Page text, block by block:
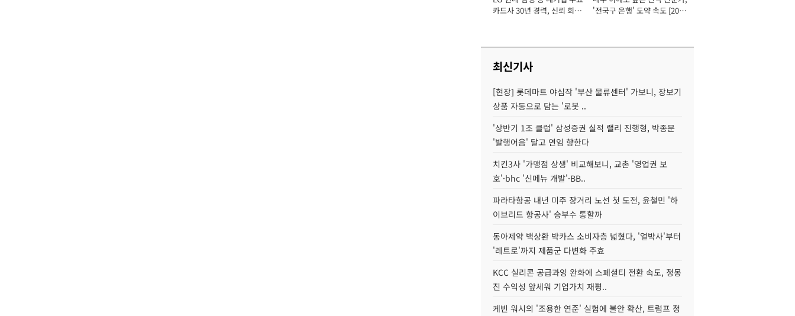
카드사 30년 경력, 신뢰 회복
'전국구 은행' 도약 속도 [2026
최신기사
[현장] 롯데마트 야심작 '부산 물류센터' 가보니, 장보기
상품 자동으로 담는 '로봇 ..
'상반기 1조 클럽' 삼성증권 실적 랠리 진행형, 박종문
'발행어음' 달고 연임 향한다
치킨3사 '가맹점 상생' 비교해보니, 교촌 '영업권 보
호'·bhc '신메뉴 개발'·BB..
파라타항공 내년 미주 장거리 노선 첫 도전, 윤철민 '하
이브리드 항공사' 승부수 통할까
동아제약 백상환 박카스 소비자층 넓혔다, '얼박사'부터
'레트로'까지 제품군 다변화 주효
KCC 실리콘 공급과잉 완화에 스페셜티 전환 속도, 정몽
진 수익성 앞세워 기업가치 재평..
케빈 워시의 '조용한 연준' 실험에 불안 확산, 트럼프 정